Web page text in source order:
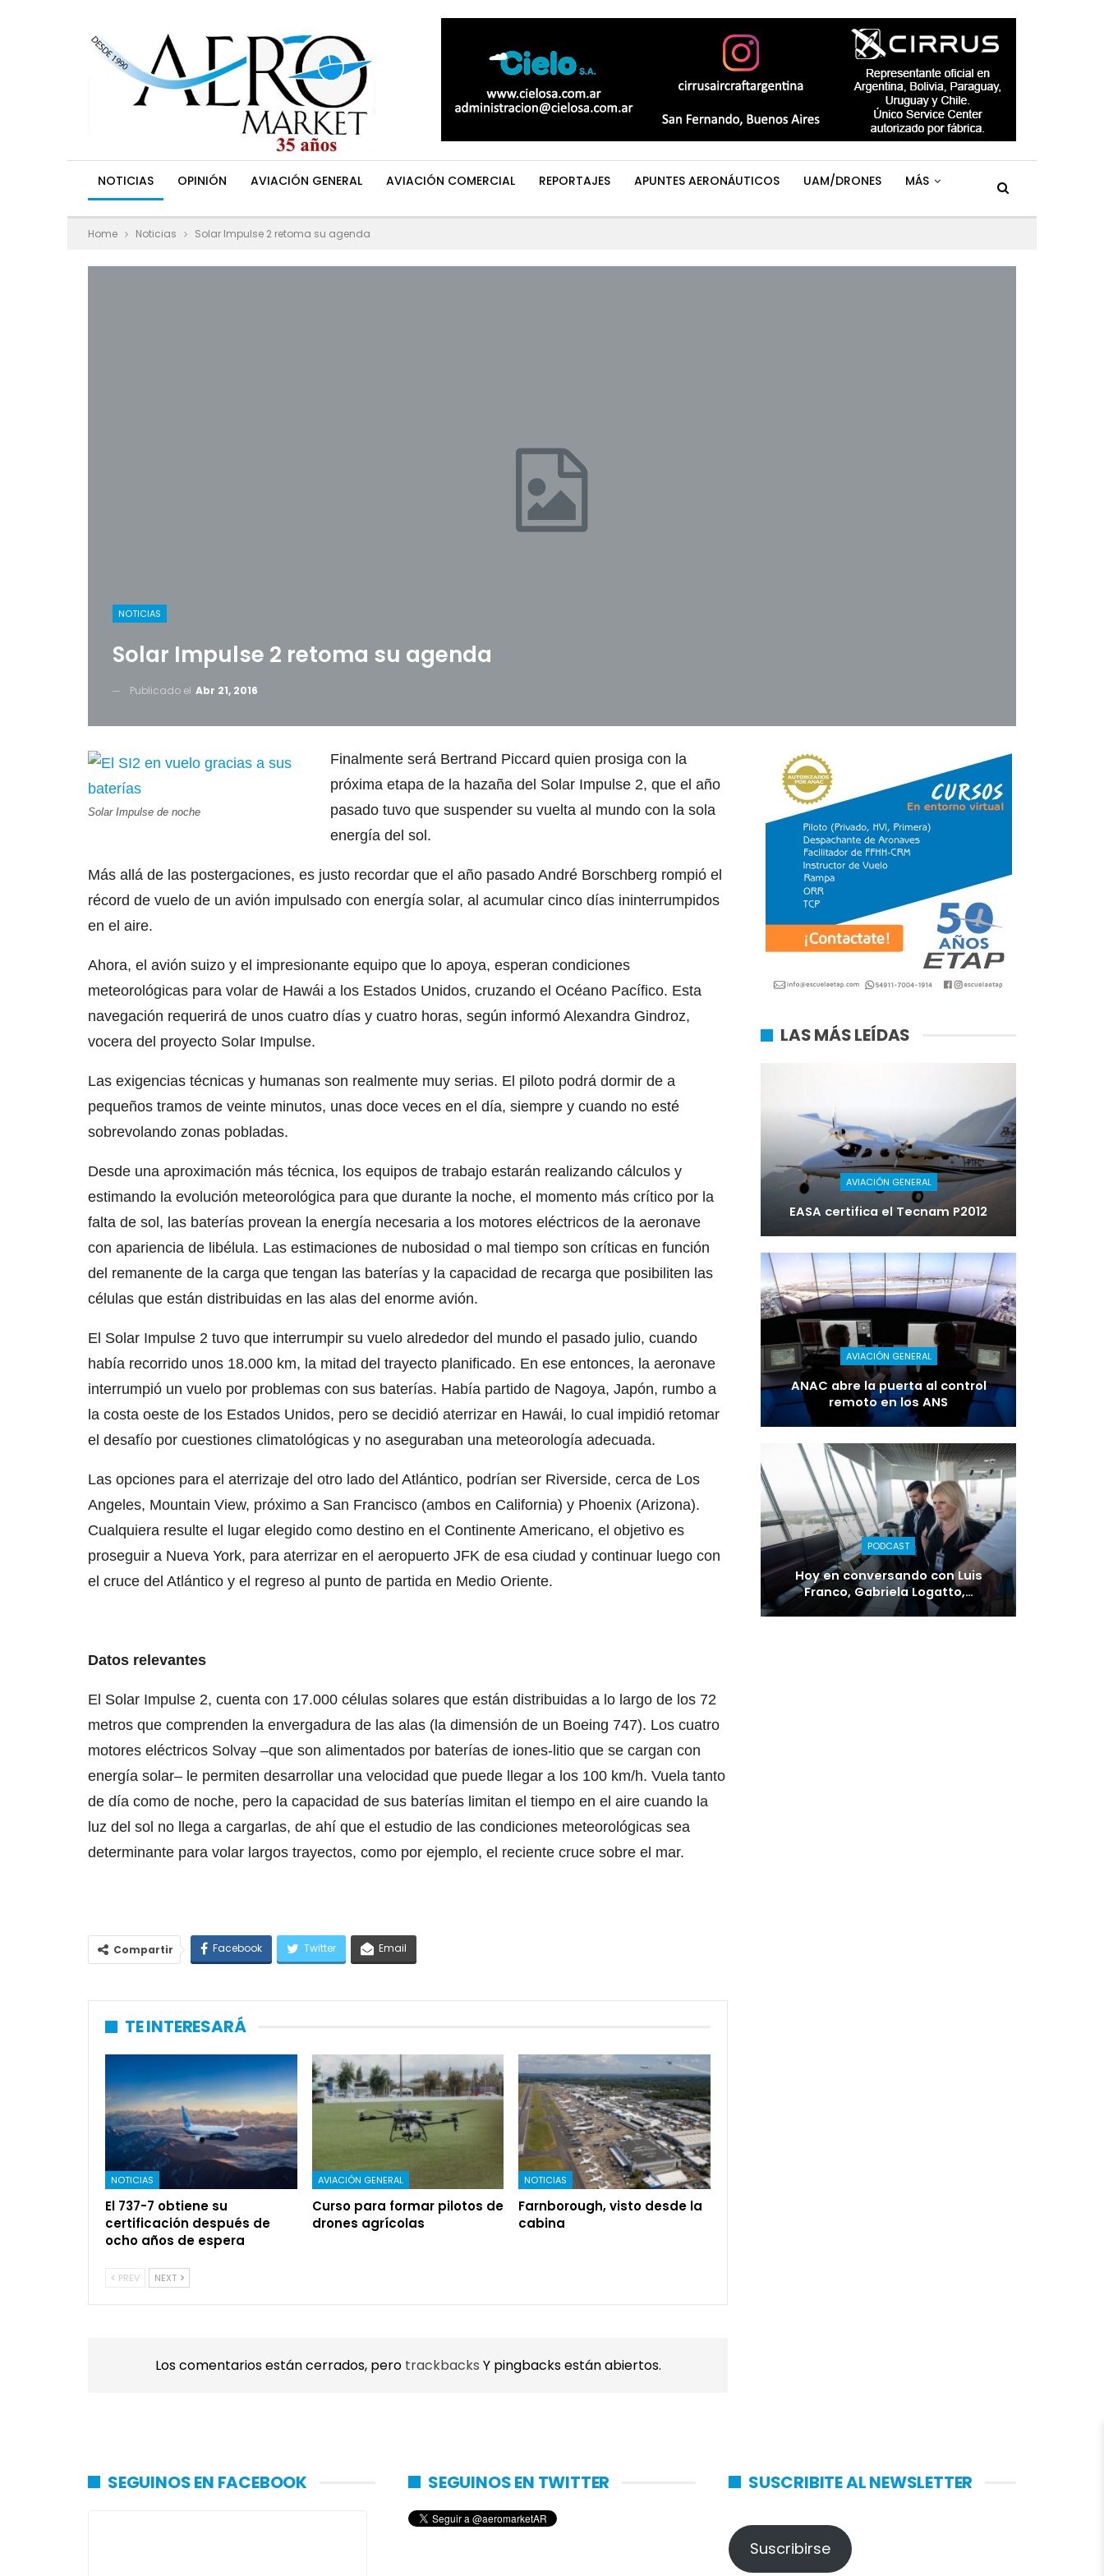
NOTICIAS OPINIÓN AVIACIÓN GENERAL AVIACIÓN COMERCIAL REPORTAJES APUNTES AERONÁUTICOS UAM/DRONES MÁS
Home Noticias Solar Impulse 2 retoma su agenda
NOTICIAS
Solar Impulse 2 retoma su agenda
Publicado el Abr 21, 2016
Solar Impulse de noche
Finalmente será Bertrand Piccard quien prosiga con la
próxima etapa de la hazaña del Solar Impulse 2, que el año
pasado tuvo que suspender su vuelta al mundo con la sola
energía del sol.
Más allá de las postergaciones, es justo recordar que el año pasado André Borschberg rompió el
récord de vuelo de un avión impulsado con energía solar, al acumular cinco días ininterrumpidos
en el aire.
Ahora, el avión suizo y el impresionante equipo que lo apoya, esperan condiciones
meteorológicas para volar de Hawái a los Estados Unidos, cruzando el Océano Pacífico. Esta
navegación requerirá de unos cuatro días y cuatro horas, según informó Alexandra Gindroz,
vocera del proyecto Solar Impulse.
Las exigencias técnicas y humanas son realmente muy serias. El piloto podrá dormir de a
pequeños tramos de veinte minutos, unas doce veces en el día, siempre y cuando no esté
sobrevolando zonas pobladas.
Desde una aproximación más técnica, los equipos de trabajo estarán realizando cálculos y
estimando la evolución meteorológica para que durante la noche, el momento más crítico por la
falta de sol, las baterías provean la energía necesaria a los motores eléctricos de la aeronave
con apariencia de libélula. Las estimaciones de nubosidad o mal tiempo son críticas en función
del remanente de la carga que tengan las baterías y la capacidad de recarga que posibiliten las
células que están distribuidas en las alas del enorme avión.
El Solar Impulse 2 tuvo que interrumpir su vuelo alrededor del mundo el pasado julio, cuando
había recorrido unos 18.000 km, la mitad del trayecto planificado. En ese entonces, la aeronave
interrumpió un vuelo por problemas con sus baterías. Había partido de Nagoya, Japón, rumbo a
la costa oeste de los Estados Unidos, pero se decidió aterrizar en Hawái, lo cual impidió retomar
el desafío por cuestiones climatológicas y no aseguraban una meteorología adecuada.
Las opciones para el aterrizaje del otro lado del Atlántico, podrían ser Riverside, cerca de Los
Angeles, Mountain View, próximo a San Francisco (ambos en California) y Phoenix (Arizona).
Cualquiera resulte el lugar elegido como destino en el Continente Americano, el objetivo es
proseguir a Nueva York, para aterrizar en el aeropuerto JFK de esa ciudad y continuar luego con
el cruce del Atlántico y el regreso al punto de partida en Medio Oriente.
Datos relevantes
El Solar Impulse 2, cuenta con 17.000 células solares que están distribuidas a lo largo de los 72
metros que comprenden la envergadura de las alas (la dimensión de un Boeing 747). Los cuatro
motores eléctricos Solvay –que son alimentados por baterías de iones-litio que se cargan con
energía solar– le permiten desarrollar una velocidad que puede llegar a los 100 km/h. Vuela tanto
de día como de noche, pero la capacidad de sus baterías limitan el tiempo en el aire cuando la
luz del sol no llega a cargarlas, de ahí que el estudio de las condiciones meteorológicas sea
determinante para volar largos trayectos, como por ejemplo, el reciente cruce sobre el mar.
Compartir Facebook Twitter Email
TE INTERESARÁ
NOTICIAS
El 737-7 obtiene su
certificación después de
ocho años de espera
AVIACIÓN GENERAL
Curso para formar pilotos de
drones agrícolas
NOTICIAS
Farnborough, visto desde la
cabina
PREV NEXT
Los comentarios están cerrados, pero trackbacks Y pingbacks están abiertos.
LAS MÁS LEÍDAS
AVIACIÓN GENERAL
EASA certifica el Tecnam P2012
AVIACIÓN GENERAL
ANAC abre la puerta al control
remoto en los ANS
PODCAST
Hoy en conversando con Luis
Franco, Gabriela Logatto,…
SEGUINOS EN FACEBOOK SEGUINOS EN TWITTER SUSCRIBITE AL NEWSLETTER
Suscribirse